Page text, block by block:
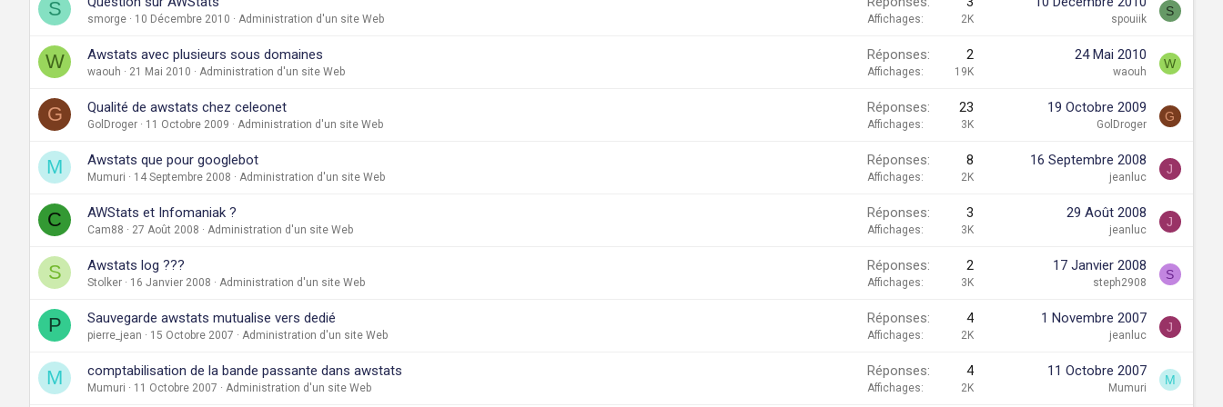
S smorge 10 Décembre 2010 Administration d'un site Web Affichages 2K spouiik
S
W Awstats avec plusieurs sous domaines
waouh 21 Mai 2010 Administration d'un site Web
Réponses 2
Affichages 19K
24 Mai 2010
waouh
W
G Qualité de awstats chez celeonet
GolDroger 11 Octobre 2009 Administration d'un site Web
Réponses 23
Affichages 3K
19 Octobre 2009
GolDroger
G
M Awstats que pour googlebot
Mumuri 14 Septembre 2008 Administration d'un site Web
Réponses 8
Affichages 2K
16 Septembre 2008
jeanluc
J
C AWStats et Infomaniak ?
Cam88 27 Août 2008 Administration d'un site Web
Réponses 3
Affichages 3K
29 Août 2008
jeanluc
J
S Awstats log ???
Stolker 16 Janvier 2008 Administration d'un site Web
Réponses 2
Affichages 3K
17 Janvier 2008
steph2908
S
P Sauvegarde awstats mutualise vers dedié
pierre_jean 15 Octobre 2007 Administration d'un site Web
Réponses 4
Affichages 2K
1 Novembre 2007
jeanluc
J
M comptabilisation de la bande passante dans awstats
Mumuri 11 Octobre 2007 Administration d'un site Web
Réponses 4
Affichages 2K
11 Octobre 2007
Mumuri
M